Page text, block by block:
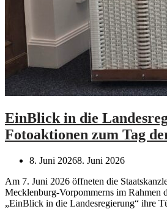
EinBlick in die
Fotoaktionen zum Tag
8. Juni 20268. Juni 2026
Am 7. Juni 2026 öffneten die
Mecklenburg-Vorpommerns im Rahmen
„EinBlick in die Landesregierung“ ihre